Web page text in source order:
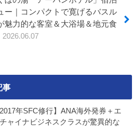
ー｜コンパクトで寛げるバスル
魅力的な客室＆大浴場＆地元食
2026.06.07
事
2017年SFC修行】ANA海外発券＋エ
ャイナビジネスクラスが驚異的な